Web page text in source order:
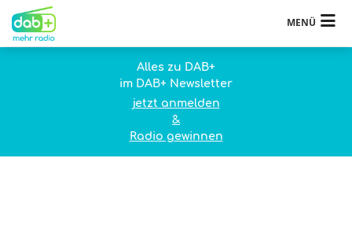
MENÜ
Alles zu DAB+
im DAB+ Newsletter
jetzt anmelden
&
Radio gewinnen